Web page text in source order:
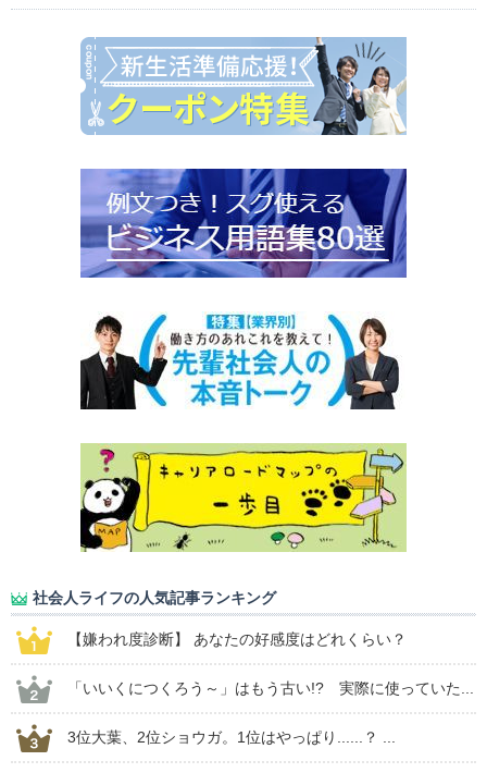
社会人ライフの人気記事ランキング
【嫌われ度診断】 あなたの好感度はどれくらい？
「いいくにつくろう～」はもう古い!? 実際に使っていた...
3位大葉、2位ショウガ。1位はやっぱり......？ ...